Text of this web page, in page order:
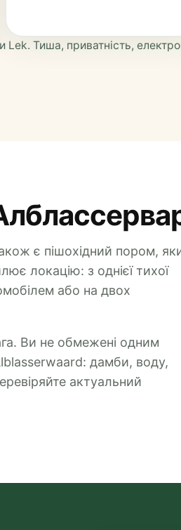
Тиша, приватність,
є пішохідний пором,
локацію: з однієї тихої
або на двох
Ви не обмежені одним
дамби, воду,
актуальний